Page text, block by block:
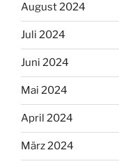
August 2024
Juli 2024
Juni 2024
Mai 2024
April 2024
März 2024